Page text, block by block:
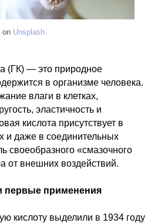
on Unsplash
(ГК) — это природное
в организме человека.
влаги в клетках,
эластичность и
кислота присутствует в
и даже в соединительных
своеобразного «смазочного
от внешних воздействий.
первые применения
кислоту выделили в 1934 году